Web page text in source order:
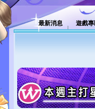
最新消息 遊戲